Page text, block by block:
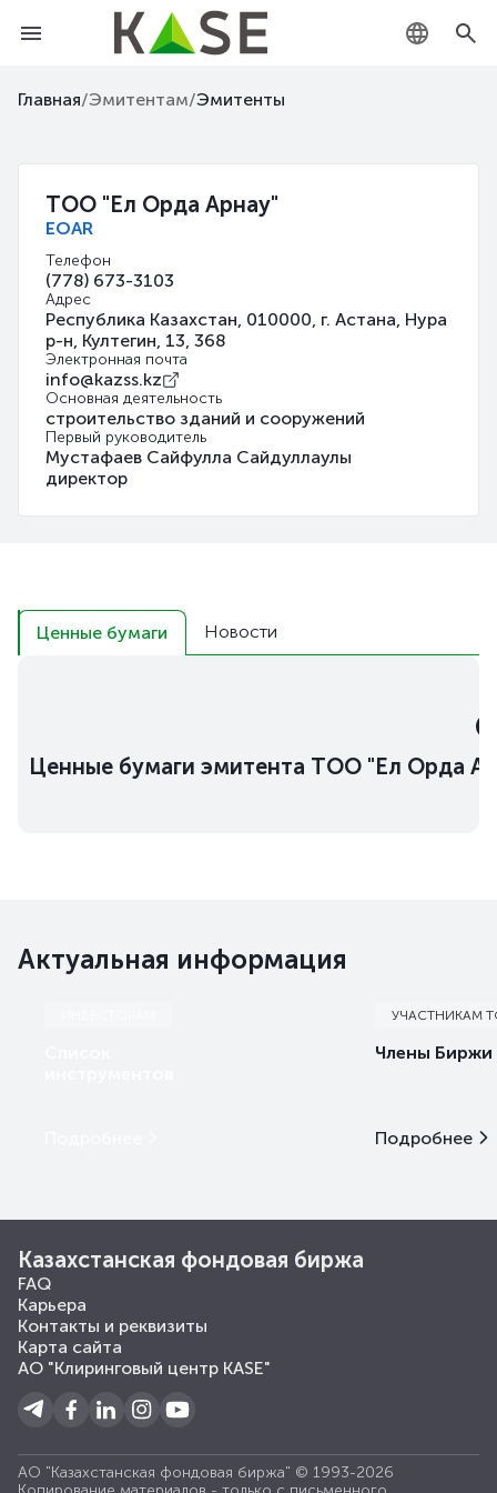
Главная/Эмитентам/Эмитенты
ТОО "Ел Орда Арнау"
EOAR
Телефон
(778) 673-3103
Адрес
Республика Казахстан, 010000, г. Астана, Нура
р-н, Култегин, 13, 368
Электронная почта
info@kazss.kz
Основная деятельность
строительство зданий и сооружений
Первый руководитель
Мустафаев Сайфулла Сайдуллаулы
директор
Ценные бумаги Новости
Ценные бумаги эмитента ТОО "Ел Орда
Актуальная информация
УЧАСТНИКАМ
Члены Биржи
Подробнее
Казахстанская фондовая биржа
FAQ
Карьера
Контакты и реквизиты
Карта сайта
АО "Клиринговый центр KASE"
АО "Казахстанская фондовая биржа" © 1993-2026